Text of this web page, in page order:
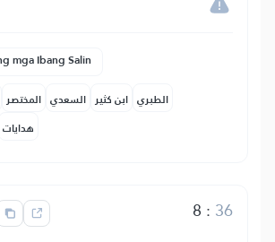
mga Ibang Salin
المختصر السعدي ابن كثير الطبري
هدايات
8 : 36